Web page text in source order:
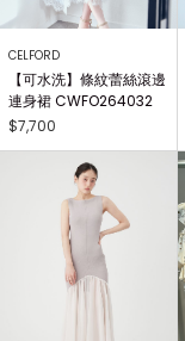
CELFORD
【可水洗】條紋蕾絲滾邊
連身裙 CWFO264032
$7,700